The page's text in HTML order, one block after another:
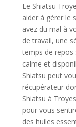
Le Shiatsu
aider à gérer le
avez du mal à
de travail, une
temps de repos
calme et
Shiatsu peut
récupérateur
Shiatsu à
pour vous
des huiles